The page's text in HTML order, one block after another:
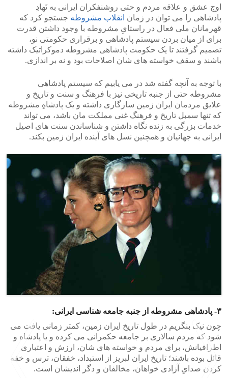
اوج عشق و علاقه مردم و حتی روشنفکران ایرانی به نَهادِ
پادشاهی را می توان در زمان انقلاب مشروطه جستجو کرد که
قهرمانان ملی فعال در راستایِ مشروطه با وجود داشتن قدرت
برای از میان بردن سیستم پادشاهی و برقراری حکومتی نو،
تصمیم گرفتند تا یک حکومت پادشاهی مشروطه دموکراتیک داشته
باشند و سقف خواسته های شان اصلاحات بود و نه بر اندازی.
با توجه به آنچه گفته شد در می یابیم که سیستم پادشاهی
مشروطه حتی از جنبه تاریخی نیز با فرهنگ و سنت و تاریخ و
علایق مردمان ایران زمین سازگاری داشته و یک پادشاهِ مشروطه
که تنها سمبل تاریخ و فرهنگ غنی مملکت مان باشد، می تواند
خدمات بزرگی به زنده نگاه داشتن و شناساندن سنت های اصیل
ایرانی به جهانیان و همچنین نسل های آینده ایران زمین بکند.
۳- پادشاهی مشروطه از جنبه جامعه شناسی ایرانی:
چون نیک بنگریم در طول تاریخ ایران زمین، کمتر زمانی یافت می
شود که مردم سالاری بر جامعه حکمرانی می کرده و یا پادشاه و
اطرافیانش، برای مردم و خواسته های شان، ارزش و اعتباری
قائل بوده باشند؛ تاریخ ایران لبریز از استبداد، خفقان، ترس و خفه
کردن صدایِ آزادی خواهان، مخالفان و دگر اندیشان است.